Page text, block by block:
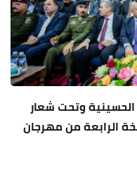
الحسينية وتحت شعار
الرابعة من مهرجان